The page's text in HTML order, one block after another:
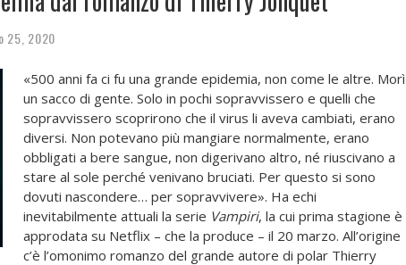
25, 2020
«500 anni fa ci fu una grande epidemia, non come le altre. Morì
un sacco di gente. Solo in pochi sopravvissero e quelli che
sopravvissero scoprirono che il virus li aveva cambiati, erano
diversi. Non potevano più mangiare normalmente, erano
obbligati a bere sangue, non digerivano altro, né riuscivano a
stare al sole perché venivano bruciati. Per questo si sono
dovuti nascondere… per sopravvivere». Ha echi
inevitabilmente attuali la serie Vampiri, la cui prima stagione è
approdata su Netflix – che la produce – il 20 marzo. All’origine
c’è l’omonimo romanzo del grande autore di polar Thierry